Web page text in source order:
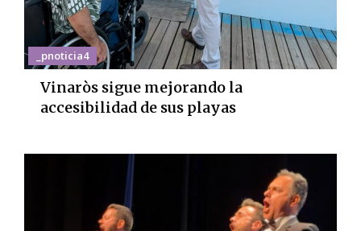
_pnoticia4
Vinaròs sigue mejorando la
accesibilidad de sus playas